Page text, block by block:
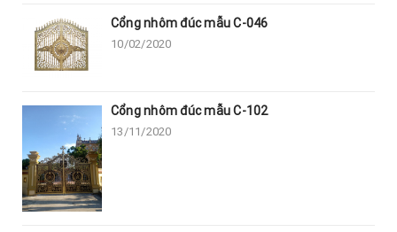
Cổng nhôm đúc mẫu C-046
10/02/2020
Cổng nhôm đúc mẫu C-102
13/11/2020